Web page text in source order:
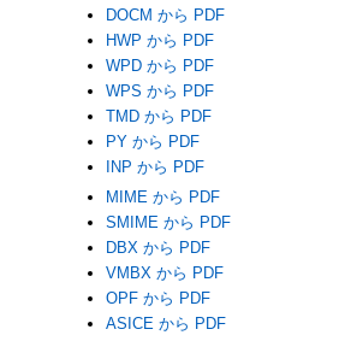
DOCM から PDF
HWP から PDF
WPD から PDF
WPS から PDF
TMD から PDF
PY から PDF
INP から PDF
MIME から PDF
SMIME から PDF
DBX から PDF
VMBX から PDF
OPF から PDF
ASICE から PDF